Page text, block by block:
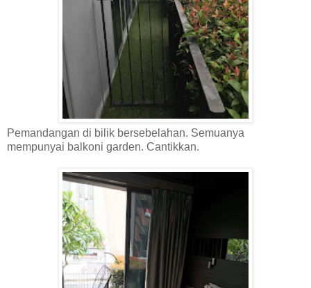
Pemandangan di bilik bersebelahan. Semuanya
mempunyai balkoni garden. Cantikkan.